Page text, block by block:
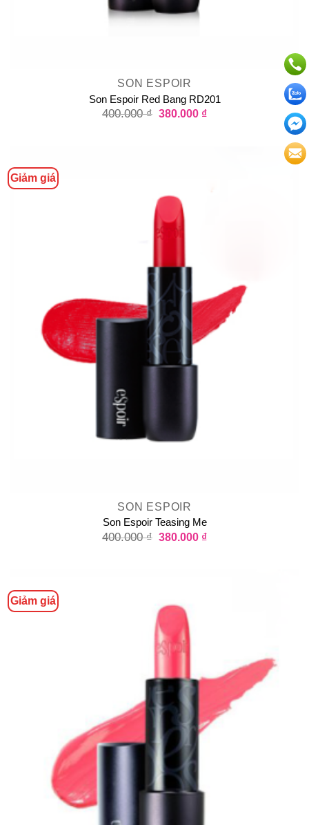
SON ESPOIR
Son Espoir Red Bang RD201
400.000₫ 380.000 ₫
Giảm giá
SON ESPOIR
Son Espoir Teasing Me
400.000₫ 380.000 ₫
Giảm giá